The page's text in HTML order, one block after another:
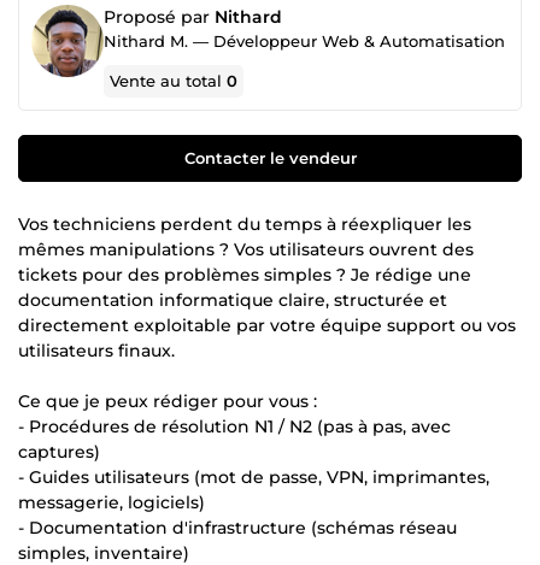
Proposé par Nithard
Nithard M. — Développeur Web & Automatisation
Vente au total0
Contacter le vendeur
Vos techniciens perdent du temps à réexpliquer les
mêmes manipulations ? Vos utilisateurs ouvrent des
tickets pour des problèmes simples ? Je rédige une
documentation informatique claire, structurée et
directement exploitable par votre équipe support ou vos
utilisateurs finaux.
Ce que je peux rédiger pour vous :
- Procédures de résolution N1 / N2 (pas à pas, avec
captures)
- Guides utilisateurs (mot de passe, VPN, imprimantes,
messagerie, logiciels)
- Documentation d'infrastructure (schémas réseau
simples, inventaire)